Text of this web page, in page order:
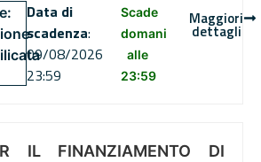
Data di
scadenza:
09/08/2026
23:59
Scade
domani
alle
23:59
Maggiori
dettagli
IL FINANZIAMENTO DI